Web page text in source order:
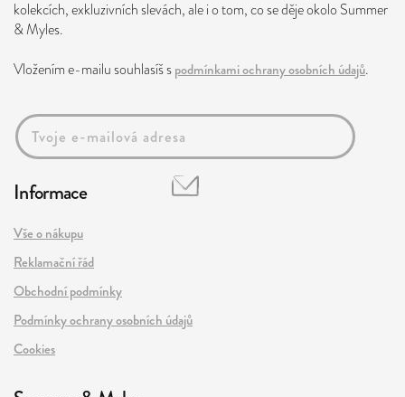
kolekcích, exkluzivních slevách, ale i o tom, co se děje okolo Summer
& Myles.
Vložením e-mailu souhlasíš spodmínkami ochrany osobních údajů.
Informace
Vše o nákupu
Reklamační řád
Obchodní podmínky
Podmínky ochrany osobních údajů
Cookies